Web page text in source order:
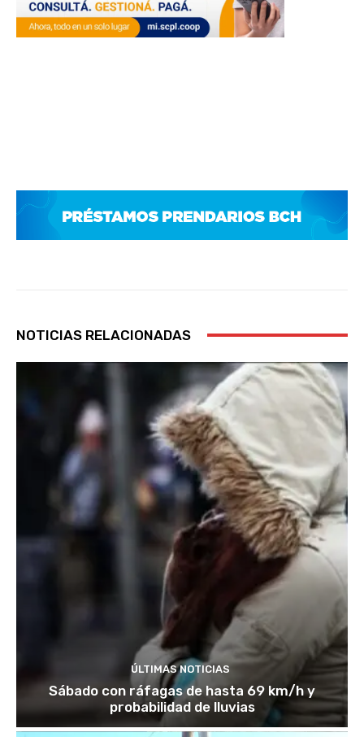
NOTICIAS RELACIONADAS
ÚLTIMAS NOTICIAS
Sábado con ráfagas de hasta 69 km/h y
probabilidad de lluvias